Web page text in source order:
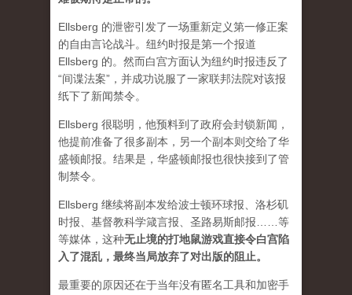
Ellsberg 的泄密引发了一场重新定义第一修正案
的自由言论战斗。纽约时报是第一个报道
Ellsberg 的。然而白宫方面认为纽约时报违反了
“间谍法案”，并成功说服了一家联邦法院对该报
纸下了新闻禁令。
Ellsberg 很聪明，他预料到了政府会封锁新闻，
他提前准备了很多副本，另一个副本则交给了华
盛顿邮报。结果是，华盛顿邮报也很快接到了管
制禁令。
Ellsberg 继续将副本发给波士顿环球报、洛杉矶
时报、基督教科学箴言报、圣路易斯邮报……等
等媒体，这种无止境的打地鼠游戏直接令白宫陷
入了混乱，最终当局放弃了对出版的阻止。
最重要的原因还在于当年没有匿名工具和加密手